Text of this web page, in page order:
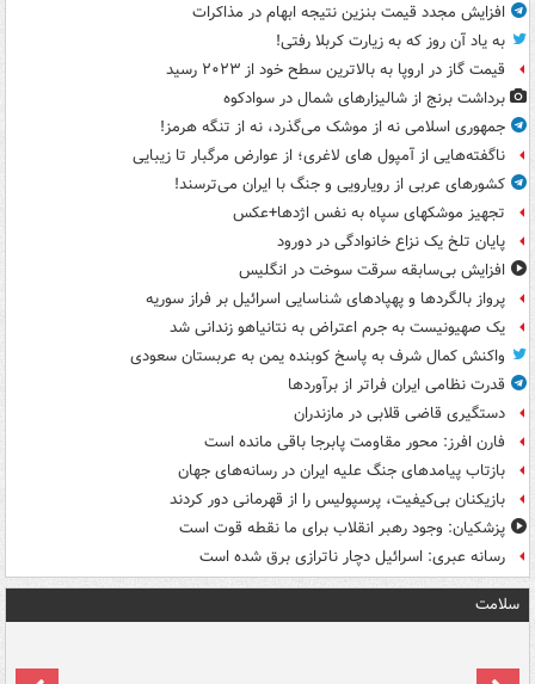
افزایش مجدد قیمت بنزین نتیجه ابهام در مذاکرات
به یاد آن روز که به زیارت کربلا رفتی!
قیمت گاز در اروپا به بالاترین سطح خود از ۲۰۲۳ رسید
برداشت برنج از شالیزارهای شمال در سوادکوه
جمهوری اسلامی نه از موشک می‌گذرد، نه از تنگه هرمز!
ناگفته‌هایی از آمپول های لاغری؛ از عوارض مرگبار تا زیبایی
کشورهای عربی از رویارویی و جنگ با ایران می‌ترسند!
تجهیز موشکهای سپاه به نفس اژدها+عکس
پایان تلخ یک نزاع خانوادگی در دورود
افزایش بی‌سابقه سرقت سوخت در انگلیس
پرواز بالگردها و پهپادهای شناسایی اسرائیل بر فراز سوریه
یک صهیونیست به جرم اعتراض به نتانیاهو زندانی شد
واکنش کمال شرف به پاسخ کوبنده یمن به عربستان سعودی
قدرت نظامی ایران فراتر از برآوردها
دستگیری قاضی قلابی در مازندران
فارن افرز: محور مقاومت پابرجا باقی مانده است
بازتاب پیامدهای جنگ علیه ایران در رسانه‌های جهان
بازیکنان بی‌کیفیت، پرسپولیس را از قهرمانی دور کردند
پزشکیان: وجود رهبر انقلاب برای ما نقطه قوت است
رسانه عبری: اسرائیل دچار ناترازی برق شده است
سلامت